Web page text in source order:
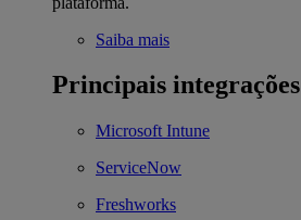
Saiba mais
Principais integrações
Microsoft Intune
ServiceNow
Freshworks